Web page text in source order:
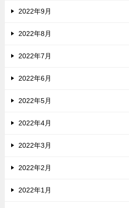
2022年9月
2022年8月
2022年7月
2022年6月
2022年5月
2022年4月
2022年3月
2022年2月
2022年1月